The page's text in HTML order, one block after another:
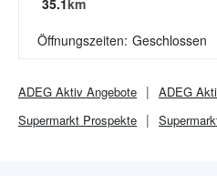
35.1km
Öffnungszeiten: Geschlossen
ADEG Aktiv Angebote ADEG
Supermarkt Prospekte